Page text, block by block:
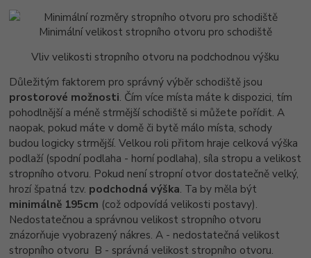
Minimální velikost stropního otvoru pro schodiště
Vliv velikosti stropního otvoru na podchodnou výšku
Důležitým faktorem pro správný výběr schodiště jsou
prostorové možnosti. Čím více místa máte k dispozici, tím
pohodlnější a méně strmější schodiště si můžete pořídit. A
naopak, pokud máte v domě či bytě málo místa, schody
budou logicky strmější. Velkou roli přitom hraje celková výška
podlaží (spodní podlaha - horní podlaha), síla stropu a velikost
stropního otvoru. Pokud není stropní otvor dostatečně velký,
hrozí špatná tzv. podchodná výška. Ta by měla být
minimálně 195cm (což odpovídá velikosti postavy).
Nedostatečnou a správnou velikost stropního otvoru
znázorňuje vyobrazený nákres. A - nedostatečná velikost
stropního otvoru B - správná velikost stropního otvoru.